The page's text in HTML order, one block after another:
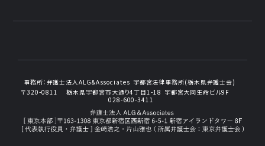
事務所： 弁護士法人ALG&Associates 宇都宮法律事務所(栃木県弁護士会)
〒320-0811
栃木県宇都宮市大通り4丁目1-18 宇都宮大同生命ビル9F
028-600-3411